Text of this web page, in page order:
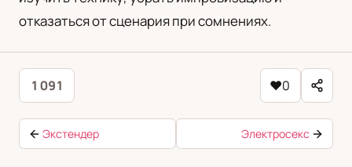
отказаться от сценария при сомнениях.
1 091 ♥0
Экстендер Электросекс